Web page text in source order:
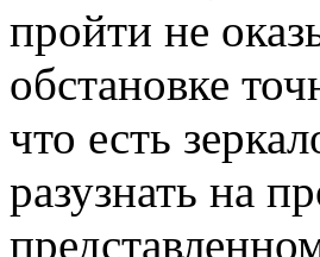
пройти не
обстановке
что есть
разузнать на